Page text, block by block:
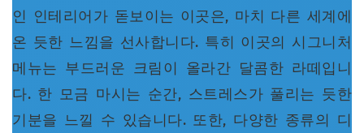
인 인테리어가 돋보이는 이곳은, 마치 다른 세계에
온 듯한 느낌을 선사합니다. 특히 이곳의 시그니처
메뉴는 부드러운 크림이 올라간 달콤한 라떼입니
다. 한 모금 마시는 순간, 스트레스가 풀리는 듯한
기분을 느낄 수 있습니다. 또한, 다양한 종류의 디